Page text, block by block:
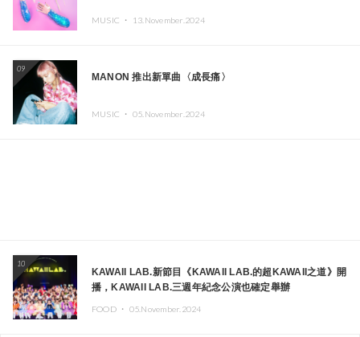
MUSIC ・ 13.November.2024
09
MANON 推出新單曲〈成長痛〉
MUSIC ・ 05.November.2024
10
KAWAII LAB.新節目《KAWAII LAB.的超KAWAII之道》開
播，KAWAII LAB.三週年紀念公演也確定舉辦
FOOD ・ 05.November.2024